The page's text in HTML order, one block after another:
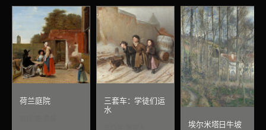
荷兰庭院
三套车：学徒们运
水
埃尔米塔日牛坡